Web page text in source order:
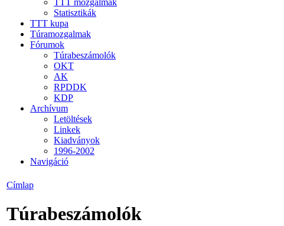
Statisztikák
TTT kupa
Túramozgalmak
Fórumok
Túrabeszámolók
OKT
AK
RPDDK
KDP
Archívum
Letöltések
Linkek
Kiadványok
1996-2002
Navigáció
Címlap
Túrabeszámolók